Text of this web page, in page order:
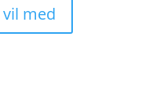
vil med